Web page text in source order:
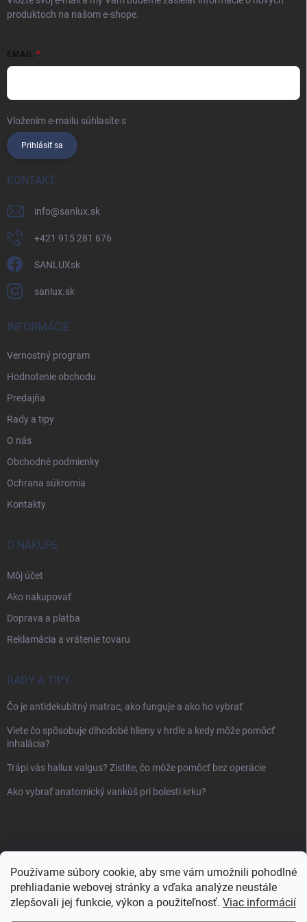
Používame súbory cookie, aby sme vám umožnili pohodlné
prehliadanie webovej stránky a vďaka analýze neustále
zlepšovali jej funkcie, výkon a použiteľnosť. Viac informácií
produktoch na našom e-shope.
EMAIL
Vložením e-mailu súhlasíte s
Prihlásiť sa
KONTAKT
info@sanlux.sk
+421 915 281 676
SANLUXsk
sanlux.sk
INFORMÁCIE
Vernostný program
Hodnotenie obchodu
Predajňa
Rady a tipy
O nás
Obchodné podmienky
Ochrana súkromia
Kontakty
O NÁKUPE
Môj účet
Ako nakupovať
Doprava a platba
Reklamácia a vrátenie tovaru
RADY A TIPY
Čo je antidekubitný matrac, ako funguje a ako ho vybrať
Viete čo spôsobuje dlhodobé hlieny v hrdle a kedy môže pomôcť
inhalácia?
Trápi vás hallux valgus? Zistite, čo môže pomôcť bez operácie
Ako vybrať anatomický vankúš pri bolesti krku?